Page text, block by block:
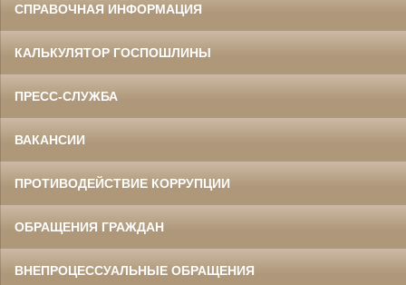
СПРАВОЧНАЯ ИНФОРМАЦИЯ
КАЛЬКУЛЯТОР ГОСПОШЛИНЫ
ПРЕСС-СЛУЖБА
ВАКАНСИИ
ПРОТИВОДЕЙСТВИЕ КОРРУПЦИИ
ОБРАЩЕНИЯ ГРАЖДАН
ВНЕПРОЦЕССУАЛЬНЫЕ ОБРАЩЕНИЯ